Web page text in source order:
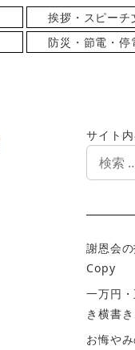
挨拶・スピーチ
防災・節電・停
サイト
索
謝恩会
Copy
一万円
き横書
お悔や